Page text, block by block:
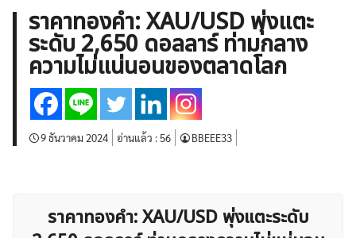
ค้นหา
สำหรับ:
ข่าวฟอเร็กซ์และสกุลเงิน คริปโตเคอร์เรนซี
ฟรีซิกแนล รายวัน
บทวิเคราะห์
เศรษฐกิจทั่วไป ดัชนี-หุ้น
พันธบัตร
สินค้าโภคภัณฑ์
โบรกเกอร์ FX
โปรโมชั่น Forex
กองทุน Forex
ฟรี EA
ราคาทองคำ: XAU/USD พุ่งแตะ
ระดับ 2,650 ดอลลาร์ ท่ามกลาง
ความไม่แน่นอนของตลาดโลก
9 ธันวาคม 2024 อ่านแล้ว :56 BBEEE33
ราคาทองคำ: XAU/USD พุ่งแตะระดับ